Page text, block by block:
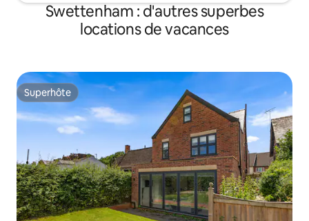
Swettenham : d'autres superbes
locations de vacances
Superhôte
Superhôte